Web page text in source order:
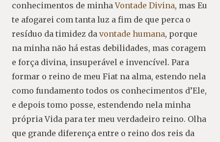
conhecimentos de minhaVontade Divina, mas Eu
te afogarei com tanta luz a fim de que perca o
resíduo da timidez da vontade humana, porque
na minha não há estas debilidades, mas coragem
e força divina, insuperável e invencível. Para
formar o reino de meu Fiat na alma, estendo nela
como fundamento todos os conhecimentos d’Ele,
e depois tomo posse, estendendo nela minha
própria Vida para ter meu verdadeiro reino. Olha
que grande diferença entre o reino dos reis da